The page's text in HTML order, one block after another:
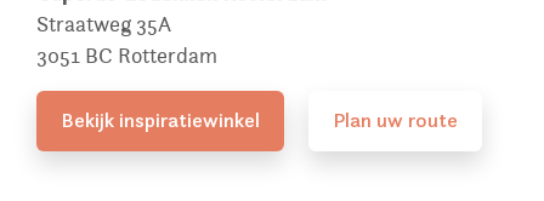
Straatweg 35A
3051 BC Rotterdam
Bekijk inspiratiewinkel Plan uw route